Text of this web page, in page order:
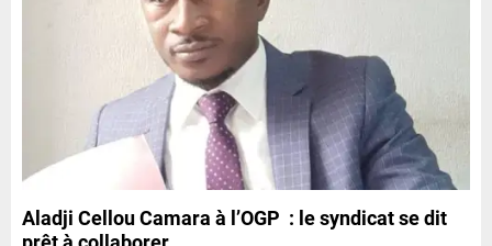
Aladji Cellou Camara à l’OGP : le syndicat se dit